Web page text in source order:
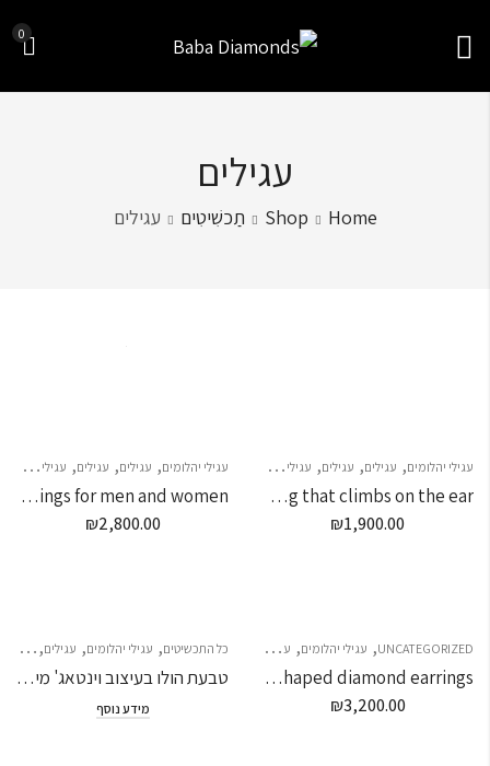
0
עגילים
Home
Shop תַכשִׁיטִים עגילים
עגילי יהלומים, עגילים, עגילים, עגילים צמודים
A diamond earring that climbs on the ear
₪1,900.00
עגילי יהלומים, עגילים, עגילים, עגילים צמודים
Delicate Star of David earrings for men and women
₪2,800.00
UNCATEGORIZED
, עגילי יהלומים, עגילים עגילים צמודים
Leaf-shaped diamond earrings
₪3,200.00
כל התכשיטים, עגילי יהלומים, עגילים, עגילים
טבעת הולו בעיצוב וינטאג' מיוחד – 1 קראט
מידע נוסף